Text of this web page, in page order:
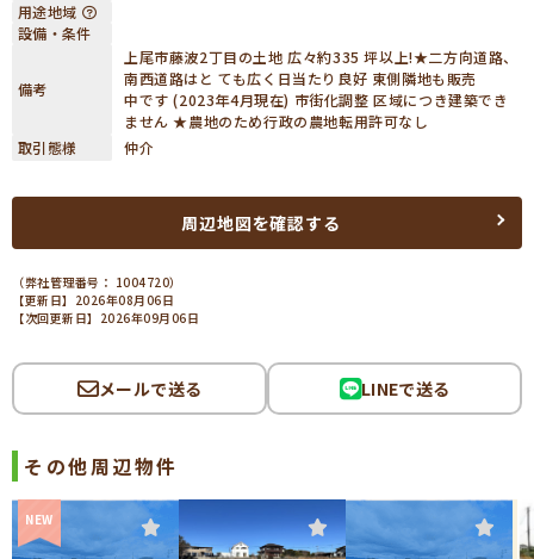
用途地域
設備・条件
備考
上尾市藤波2丁目の土地 広々約335 坪以上!★二方向道路、
南西道路はと ても広く日当たり良好 東側隣地も販売
中です (2023年4月現在) 市街化調整 区域につき建築でき
ません ★農地のため行政の農地転用許可なし
取引態様
仲介
周辺地図を確認する
（弊社管理番号： 1004720）
【更新日】2026年08月06日
【次回更新日】2026年09月06日
メールで送る LINEで送る
その他周辺物件
NEW